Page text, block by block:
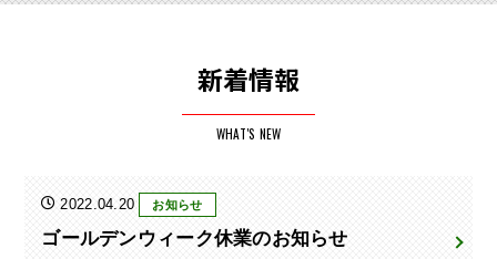
新着情報
WHAT'S NEW
2022.04.20 お知らせ
ゴールデンウィーク休業のお知らせ